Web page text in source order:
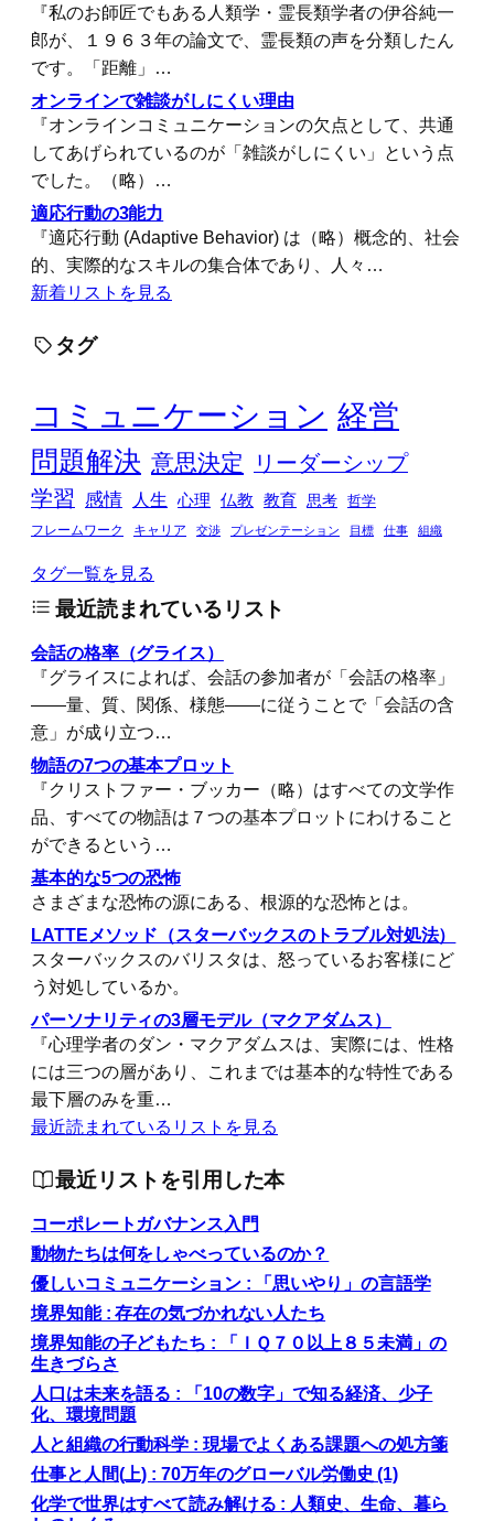
『私のお師匠でもある人類学・霊長類学者の伊谷純一
郎が、１９６３年の論文で、霊長類の声を分類したん
です。「距離」…
オンラインで雑談がしにくい理由
『オンラインコミュニケーションの欠点として、共通
してあげられているのが「雑談がしにくい」という点
でした。（略）…
適応行動の3能力
『適応行動 (Adaptive Behavior) は（略）概念的、社会
的、実際的なスキルの集合体であり、人々…
新着リストを見る
タグ
コミュニケーション 経営
問題解決 意思決定
リーダーシップ
学習
感情 人生 心理 仏教 教育 思考
哲学
フレームワーク
キャリア 交渉 プレゼンテーション 目標 仕事 組織
タグ一覧を見る
最近読まれているリスト
会話の格率（グライス）
『グライスによれば、会話の参加者が「会話の格率」
――量、質、関係、様態――に従うことで「会話の含
意」が成り立つ…
物語の7つの基本プロット
『クリストファー・ブッカー（略）はすべての文学作
品、すべての物語は７つの基本プロットにわけること
ができるという…
基本的な5つの恐怖
さまざまな恐怖の源にある、根源的な恐怖とは。
LATTEメソッド（スターバックスのトラブル対処法）
スターバックスのバリスタは、怒っているお客様にど
う対処しているか。
パーソナリティの3層モデル（マクアダムス）
『心理学者のダン・マクアダムスは、実際には、性格
には三つの層があり、これまでは基本的な特性である
最下層のみを重…
最近読まれているリストを見る
最近リストを引用した本
コーポレートガバナンス入門
動物たちは何をしゃべっているのか？
優しいコミュニケーション : 「思いやり」の言語学
境界知能 : 存在の気づかれない人たち
境界知能の子どもたち : 「ＩＱ７０以上８５未満」の
生きづらさ
人口は未来を語る : 「10の数字」で知る経済、少子
化、環境問題
人と組織の行動科学 : 現場でよくある課題への処方箋
仕事と人間(上) : 70万年のグローバル労働史 (1)
化学で世界はすべて読み解ける : 人類史、生命、暮ら